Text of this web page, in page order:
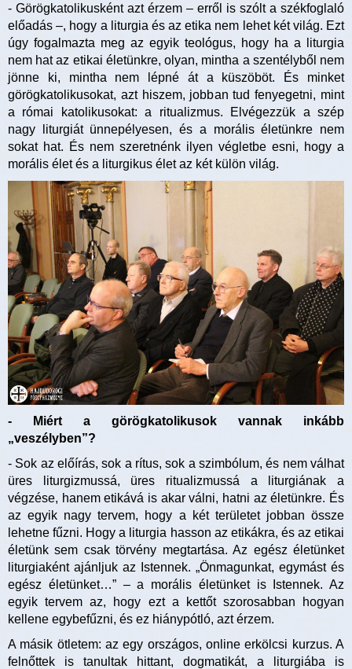
- Görögkatolikusként azt érzem – erről is szólt a székfoglaló
előadás –, hogy a liturgia és az etika nem lehet két világ. Ezt
úgy fogalmazta meg az egyik teológus, hogy ha a liturgia
nem hat az etikai életünkre, olyan, mintha a szentélyből nem
jönne ki, mintha nem lépné át a küszöböt. És minket
görögkatolikusokat, azt hiszem, jobban tud fenyegetni, mint
a római katolikusokat: a ritualizmus. Elvégezzük a szép
nagy liturgiát ünnepélyesen, és a morális életünkre nem
sokat hat. És nem szeretnénk ilyen végletbe esni, hogy a
morális élet és a liturgikus élet az két külön világ.
- Miért a görögkatolikusok vannak inkább
„veszélyben”?
- Sok az előírás, sok a rítus, sok a szimbólum, és nem válhat
üres liturgizmussá, üres ritualizmussá a liturgiának a
végzése, hanem etikává is akar válni, hatni az életünkre. És
az egyik nagy tervem, hogy a két területet jobban össze
lehetne fűzni. Hogy a liturgia hasson az etikákra, és az etikai
életünk sem csak törvény megtartása. Az egész életünket
liturgiaként ajánljuk az Istennek. „Önmagunkat, egymást és
egész életünket…” – a morális életünket is Istennek. Az
egyik tervem az, hogy ezt a kettőt szorosabban hogyan
kellene egybefűzni, és ez hiánypótló, azt érzem.
A másik ötletem: az egy országos, online erkölcsi kurzus. A
felnőttek is tanultak hittant, dogmatikát, a liturgiába is